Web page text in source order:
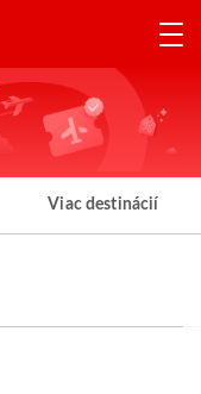
Viac destinácií